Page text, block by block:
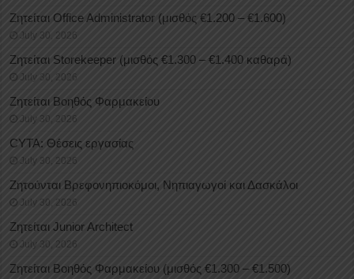
Ζητείται Office Administrator (μισθός €1.200 – €1.600)
July 30, 2026
Ζητείται Storekeeper (μισθός €1.300 – €1.400 καθαρά)
July 30, 2026
Ζητείται Βοηθός Φαρμακείου
July 30, 2026
CYTA: Θέσεις εργασίας
July 30, 2026
Ζητούνται Βρεφονηπιοκόμοι, Νηπιαγωγοί και Δασκάλοι
July 30, 2026
Ζητείται Junior Architect
July 30, 2026
Ζητείται Βοηθός Φαρμακείου (μισθός €1.300 – €1.500)